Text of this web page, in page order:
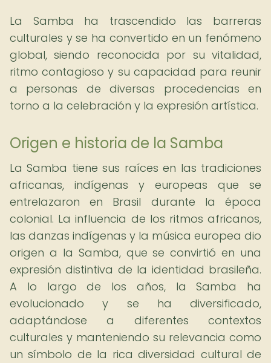
La Samba ha trascendido las barreras
culturales y se ha convertido en un fenómeno
global, siendo reconocida por su vitalidad,
ritmo contagioso y su capacidad para reunir
a personas de diversas procedencias en
torno a la celebración y la expresión artística.
Origen e historia de la Samba
La Samba tiene sus raíces en las tradiciones
africanas, indígenas y europeas que se
entrelazaron en Brasil durante la época
colonial. La influencia de los ritmos africanos,
las danzas indígenas y la música europea dio
origen a la Samba, que se convirtió en una
expresión distintiva de la identidad brasileña.
A lo largo de los años, la Samba ha
evolucionado y se ha diversificado,
adaptándose a diferentes contextos
culturales y manteniendo su relevancia como
un símbolo de la rica diversidad cultural de